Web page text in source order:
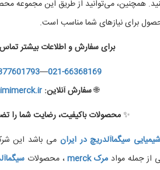
همچنین، می‌توانید از طریق این مجموعه
برای نیازهای شما مناسب است.
برای سفارش و اطلاعات بیشتر تماس
021-66368169
—
🌐سفارش آنلاین:
✨محصولات باکیفیت، رضایت شما را
سیگماآلدریچ در ایران می باشد این
از جمله مواد مرک merck، محصولات